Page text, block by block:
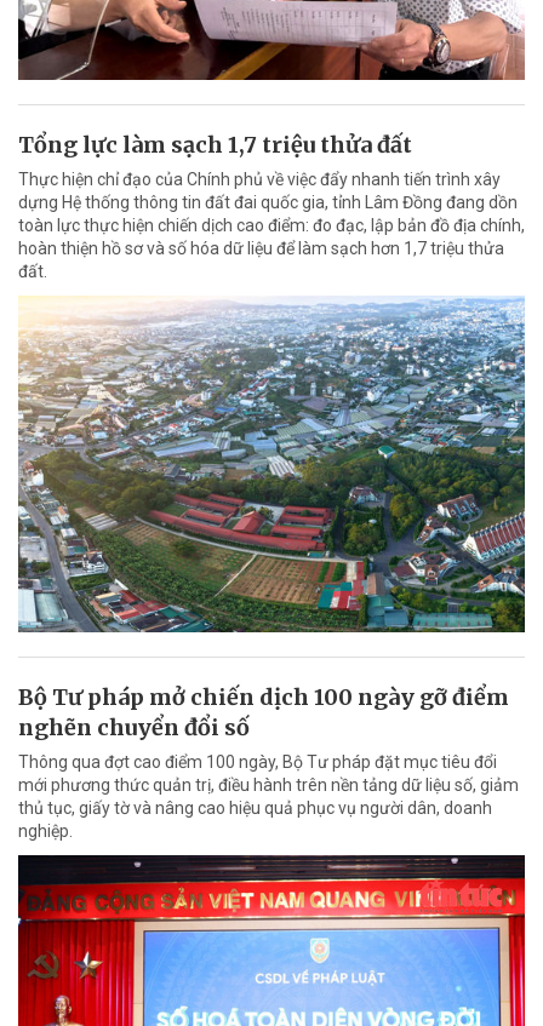
Tổng lực làm sạch 1,7 triệu thửa đất
Thực hiện chỉ đạo của Chính phủ về việc đẩy nhanh tiến trình xây
dựng Hệ thống thông tin đất đai quốc gia, tỉnh Lâm Đồng đang dồn
toàn lực thực hiện chiến dịch cao điểm: đo đạc, lập bản đồ địa chính,
hoàn thiện hồ sơ và số hóa dữ liệu để làm sạch hơn 1,7 triệu thửa
đất.
Bộ Tư pháp mở chiến dịch 100 ngày gỡ điểm
nghẽn chuyển đổi số
Thông qua đợt cao điểm 100 ngày, Bộ Tư pháp đặt mục tiêu đổi
mới phương thức quản trị, điều hành trên nền tảng dữ liệu số, giảm
thủ tục, giấy tờ và nâng cao hiệu quả phục vụ người dân, doanh
nghiệp.